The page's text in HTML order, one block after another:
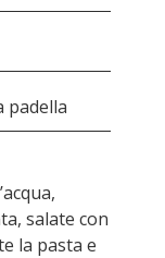
padella
salate con
la pasta e